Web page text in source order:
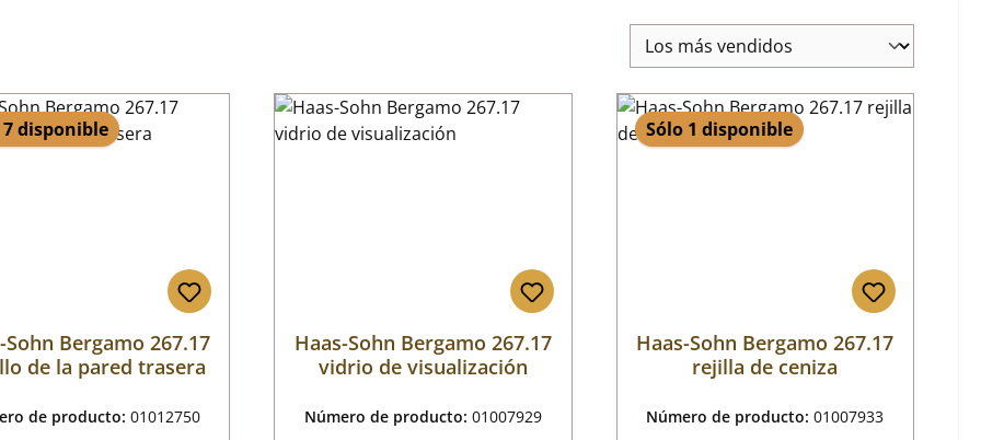
7 disponible
Sohn Bergamo 267.17
de la pared trasera
de producto: 01012750
Haas-Sohn Bergamo 267.17
vidrio de visualización
Número de producto: 01007929
Sólo 1 disponible
Haas-Sohn Bergamo 267.17
rejilla de ceniza
Número de producto:01007933